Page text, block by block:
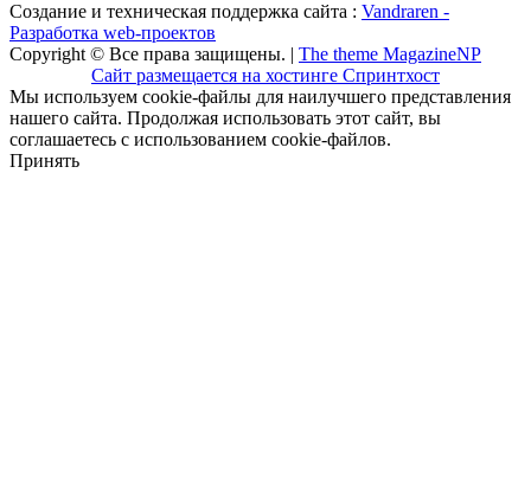
Создание и техническая поддержка сайта : Vandraren -
Разработка web-проектов
Copyright © Все права защищены. | The theme MagazineNP
Сайт размещается на хостинге Спринтхост
Мы используем cookie-файлы для наилучшего представления
нашего сайта. Продолжая использовать этот сайт, вы
соглашаетесь с использованием cookie-файлов.
Принять